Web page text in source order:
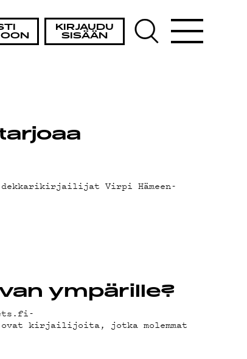
KIRJAUDU
SISÄÄN
dekkarikirjailijat Virpi Hämeen-
ympärille?
ovat kirjailijoita, jotka molemmat